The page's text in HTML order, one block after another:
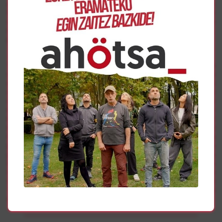
condena a las y los líderes sociales y políticos catalanes y
tienen el convencimiento de que esta sentencia trae
consigo “graves consecuencias con respecto a los
derechos fundamentales y las libertades democráticas”,
por lo que reivindican
la libertad de todas las personas presas en esta causa.
“En democracia, no se pueden criminalizar ni las
movilizaciones democráticas y pacíficas, ni tampoco la
disidencia política”, enfatizan. Por ello, apuestan “por una
solución democrática que contemple hacer posible la
decisión libre y democrática de la ciudadanía catalana
sobre su futuro. Es una tarea urgente”, aseguran. Creen
que la gran mayoría de de la sociedad vasca está a favor
de una solución política, y que lo que está ocurriendo en
Catalunya interpela también al pueblo vasco. “La
gravedad de la situación nos interpela a todas las
personas que estimamos la democracia, la justicia y las
libertades, con independencia de nuestras opciones
ideológicas”. En este sentido, animan a tomar parte en la
manifestación que el sábado y bajo el lema
“Erreferenduma ez da delitua | Askatasuna”, recorrerá las